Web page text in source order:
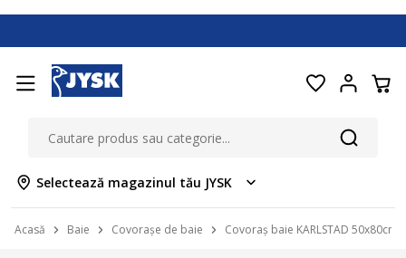
Selectează magazinul tău JYSK
Acasă Baie Covorașe de baie Covoraș baie KARLSTAD 50x80cm